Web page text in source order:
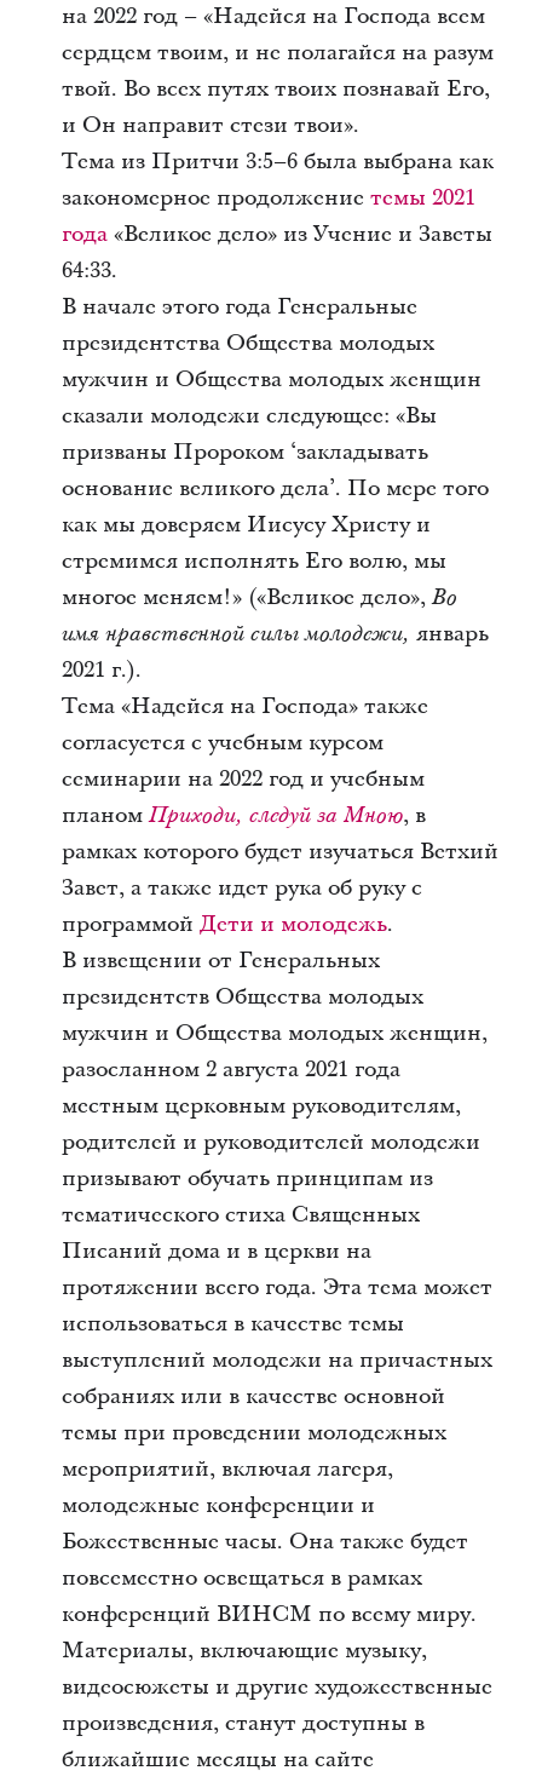
на 2022 год – «Надейся на Господа всем
сердцем твоим, и не полагайся на разум
твой. Во всех путях твоих познавай Его,
и Он направит стези твои».
Тема из Притчи 3:5–6 была выбрана как
закономерное продолжение темы 2021
года«Великое дело» из Учение и Заветы
64:33.
В начале этого года Генеральные
президентства Общества молодых
мужчин и Общества молодых женщин
сказали молодежи следующее: «Вы
призваны Пророком ‘закладывать
основание великого дела’. По мере того
как мы доверяем Иисусу Христу и
стремимся исполнять Его волю, мы
многое меняем!» («Великое дело»,Во
имя нравственной силы молодежи, январь
2021 г.).
Тема «Надейся на Господа» также
согласуется с учебным курсом
семинарии на 2022 год и учебным
планомПриходи, следуй за Мною, в
рамках которого будет изучаться Ветхий
Завет, а также идет рука об руку с
программой Дети и молодежь.
В извещении от Генеральных
президентств Общества молодых
мужчин и Общества молодых женщин,
разосланном 2 августа 2021 года
местным церковным руководителям,
родителей и руководителей молодежи
призывают обучать принципам из
тематического стиха Священных
Писаний дома и в церкви на
протяжении всего года. Эта тема может
использоваться в качестве темы
выступлений молодежи на причастных
собраниях или в качестве основной
темы при проведении молодежных
мероприятий, включая лагеря,
молодежные конференции и
Божественные часы. Она также будет
повсеместно освещаться в рамках
конференций ВИНСМ по всему миру.
Материалы, включающие музыку,
видеосюжеты и другие художественные
произведения, станут доступны в
ближайшие месяцы на сайте